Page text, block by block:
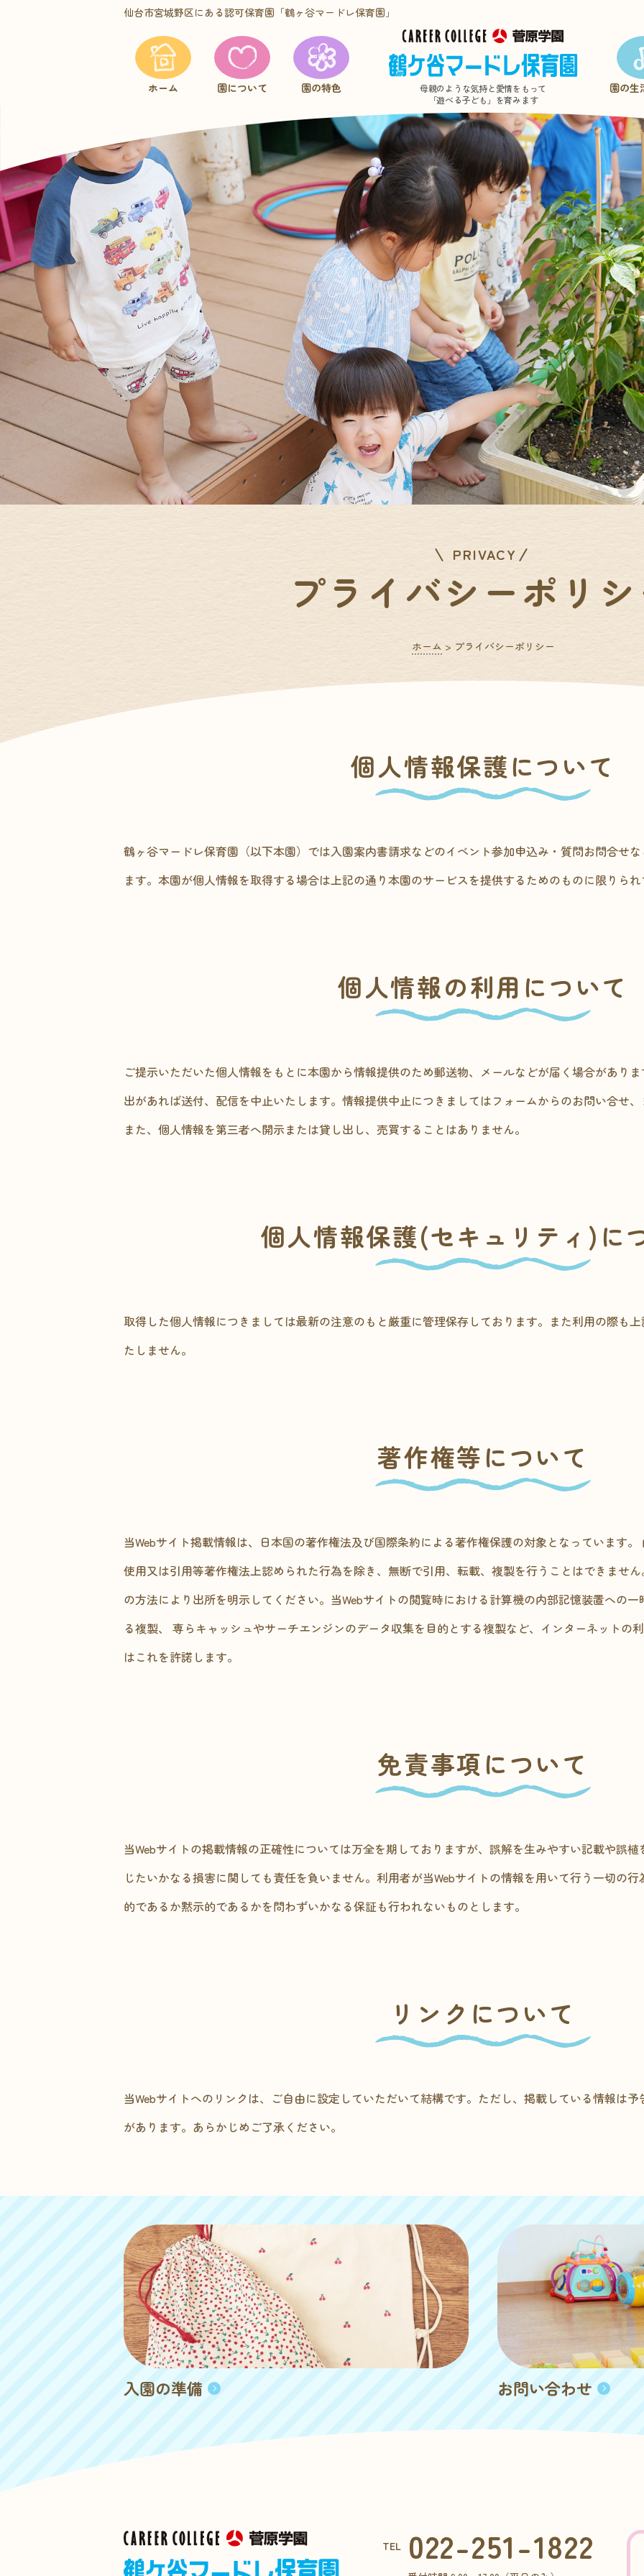
仙台市宮城野区にある認可保育園 「鶴ヶ谷マードレ保育園」
母親のような気持と愛情をもって
「遊べる子ども」を育みます
ホーム 園について 園の特色 園の生
PRIVACY
プライバシーポリ
ホーム > プライバシーポリシー
個人情報保護について
鶴ヶ谷マードレ保育園（以下本園）では入園案内書請求などのイベント参加申込み・質問お問合せ
ます。本園が個人情報を取得する場合は上記の通り本園のサービスを提供するためのものに限りら
個人情報の利用について
ご提示いただいた個人情報をもとに本園から情報提供のため郵送物、メールなどが届く場合があり
出があれば送付、配信を中止いたします。情報提供中止につきましてはフォームからのお問い合せ
また、個人情報を第三者へ開示または貸し出し、売買することはありません。
個人情報保護(セキュリティ)に
取得した個人情報につきましては最新の注意のもと厳重に管理保存しております。また利用の際も
たしません。
著作権等について
当Webサイト掲載情報は、日本国の著作権法及び国際条約による著作権保護の対象となっています
使用又は引用等著作権法上認められた行為を除き、無断で引用、転載、複製を行うことはできませ
の方法により出所を明示してください。当Webサイトの閲覧時における計算機の内部記憶装置への
る複製、 専らキャッシュやサーチエンジンのデータ収集を目的とする複製など、インターネットの
はこれを許諾します。
免責事項について
当Webサイトの掲載情報の正確性については万全を期しておりますが、誤解を生みやすい記載や誤
じたいかなる損害に関しても責任を負いません。利用者が当Webサイトの情報を用いて行う一切の
的であるか黙示的であるかを問わずいかなる保証も行われないものとします。
リンクについて
当Webサイトへのリンクは、ご自由に設定していただいて結構です。ただし、掲載している情報は
があります。あらかじめご了承ください。
入園の準備 お問い合わせ
TEL 022-251-1822